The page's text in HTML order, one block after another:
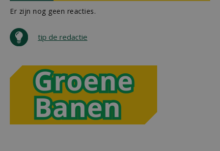
Er zijn nog geen reacties.
tip de redactie